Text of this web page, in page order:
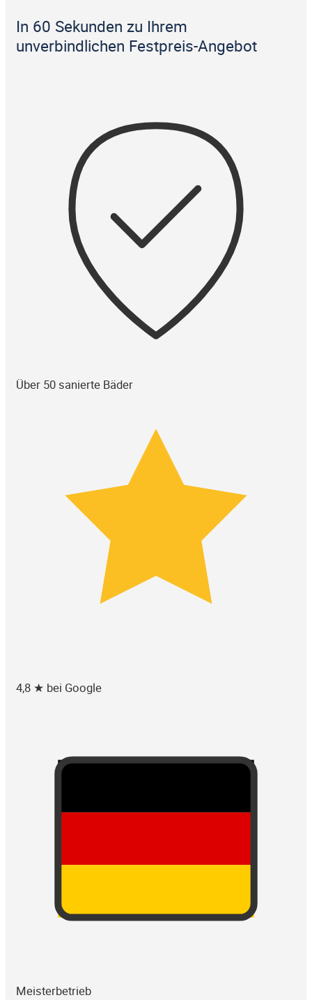
In 60 Sekunden zu Ihrem
unverbindlichen Festpreis-Angebot
Über 50 sanierte Bäder
4,8 ★ bei Google
Meisterbetrieb